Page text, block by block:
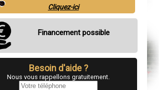
Cliquez-ici
Financement possible
Besoin d'aide ?
Nous vous rappellons gratuitement.